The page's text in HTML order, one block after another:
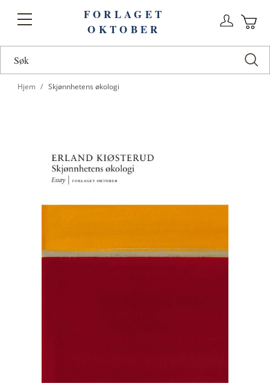
Toggle
FORLAGET
OKTOBER
Hjem Skjønnhetens økologi